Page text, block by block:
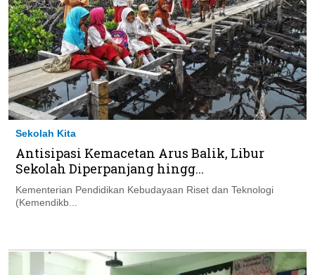
Sekolah Kita
Antisipasi Kemacetan Arus Balik, Libur
Sekolah Diperpanjang hingg...
Kementerian Pendidikan Kebudayaan Riset dan Teknologi
(Kemendikb...